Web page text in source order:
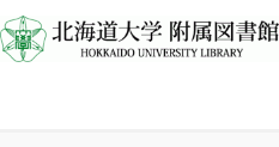
ン
テ